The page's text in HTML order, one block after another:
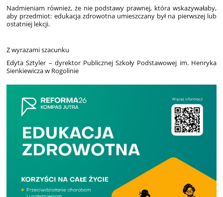
Nadmieniam również, że nie podstawy prawnej, która wskazywałaby,
aby przedmiot: edukacja zdrowotna umieszczany był na pierwszej lub
ostatniej lekcji.
Z wyrazami szacunku
Edyta Sztyler – dyrektor Publicznej Szkoły Podstawowej im. Henryka
Sienkiewicza w Rogolinie